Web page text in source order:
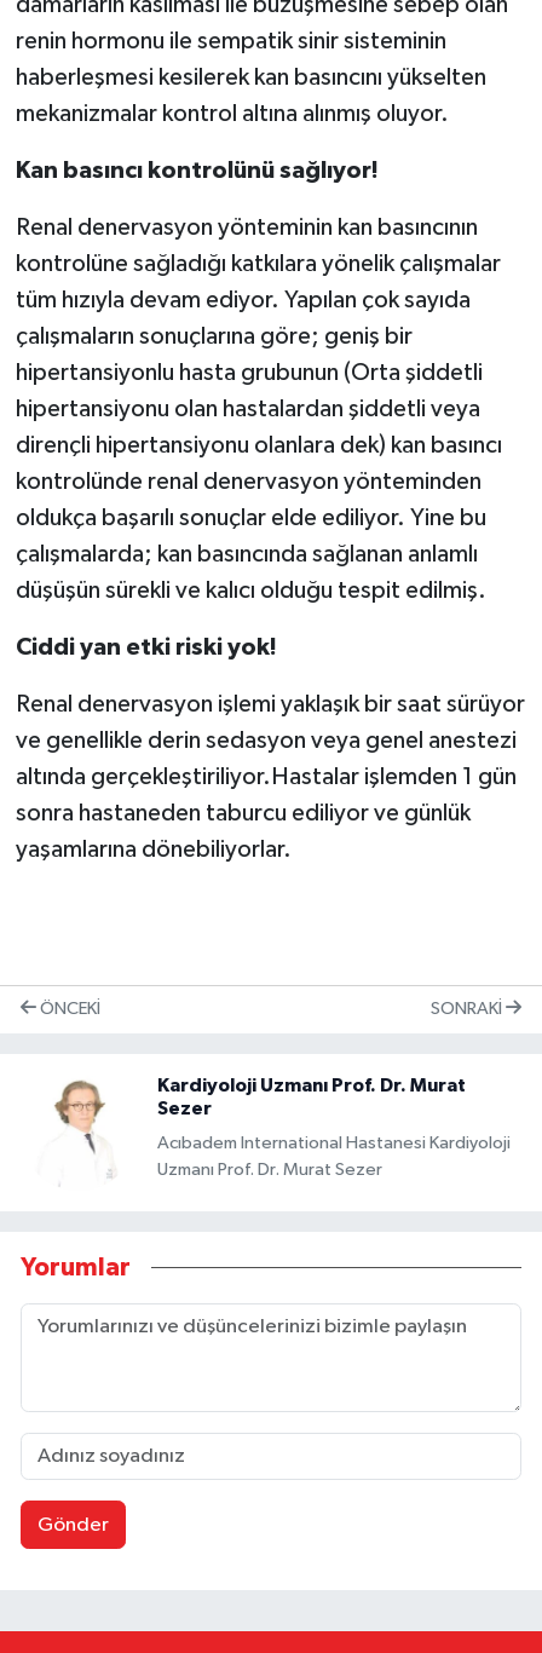
damarların kasılması ile büzüşmesine sebep olan
renin hormonu ile sempatik sinir sisteminin
haberleşmesi kesilerek kan basıncını yükselten
mekanizmalar kontrol altına alınmış oluyor.
Kan basıncı kontrolünü sağlıyor!
Renal denervasyon yönteminin kan basıncının
kontrolüne sağladığı katkılara yönelik çalışmalar
tüm hızıyla devam ediyor. Yapılan çok sayıda
çalışmaların sonuçlarına göre; geniş bir
hipertansiyonlu hasta grubunun (Orta şiddetli
hipertansiyonu olan hastalardan şiddetli veya
dirençli hipertansiyonu olanlara dek) kan basıncı
kontrolünde renal denervasyon yönteminden
oldukça başarılı sonuçlar elde ediliyor. Yine bu
çalışmalarda; kan basıncında sağlanan anlamlı
düşüşün sürekli ve kalıcı olduğu tespit edilmiş.
Ciddi yan etki riski yok!
Renal denervasyon işlemi yaklaşık bir saat sürüyor
ve genellikle derin sedasyon veya genel anestezi
altında gerçekleştiriliyor.Hastalar işlemden 1 gün
sonra hastaneden taburcu ediliyor ve günlük
yaşamlarına dönebiliyorlar.
ÖNCEKI SONRAKI
Kardiyoloji Uzmanı Prof. Dr. Murat
Sezer
Acıbadem International Hastanesi Kardiyoloji
Uzmanı Prof. Dr. Murat Sezer
Yorumlar
Gönder